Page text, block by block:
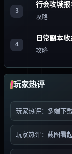
3
行会攻城报
攻略
4
日常副本
攻略
玩家热评
玩家热评：多端下
玩家热评：截图看